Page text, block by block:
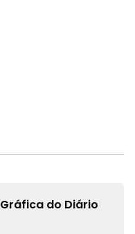
Gráfica do Diário